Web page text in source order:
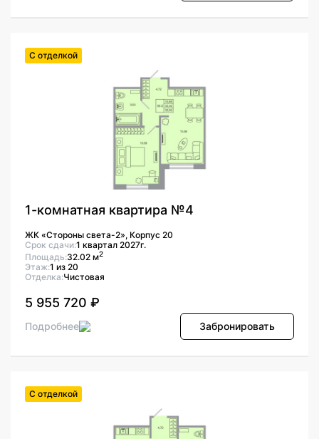
С отделкой
1-комнатная квартира №4
ЖК «Стороны света-2», Корпус 20
Срок сдачи:1 квартал 2027г.
Площадь:32.02 м2
Этаж:1 из 20
Отделка:Чистовая
5 955 720 ₽
Подробнее Забронировать
С отделкой